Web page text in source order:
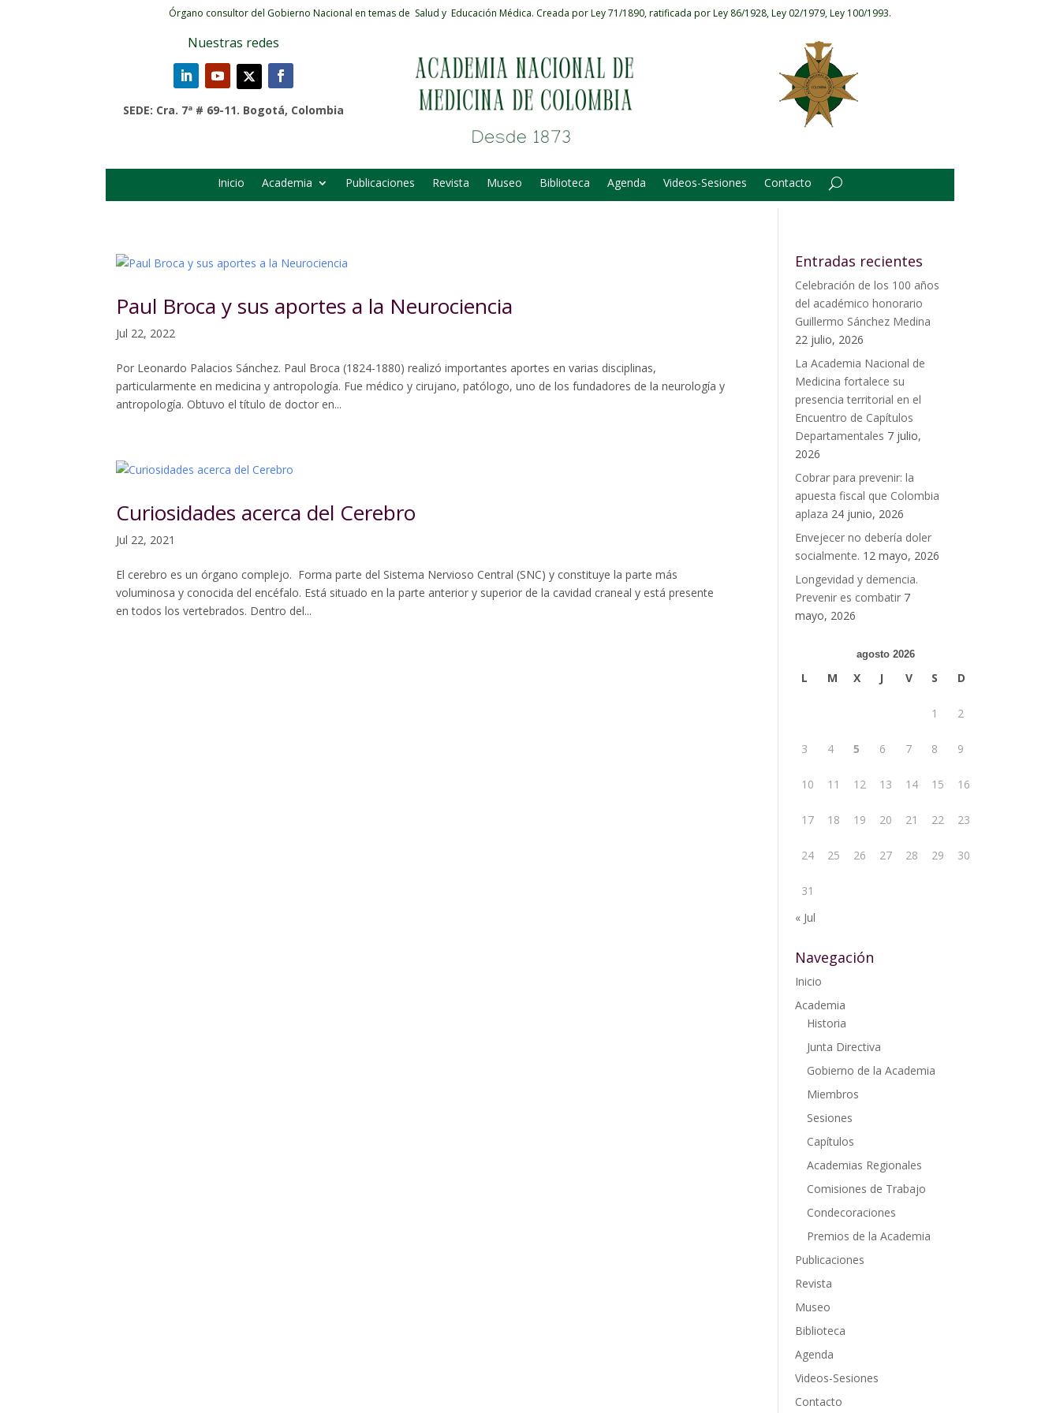
Órgano consultor del Gobierno Nacional en temas de Salud y Educación Médica. Creada por Ley 71/1890, ratificada por Ley 86/1928, Ley 02/1979, Ley 100/1993.
Nuestras redes
SEDE: Cra. 7ª # 69-11. Bogotá, Colombia
Inicio Academia Publicaciones Revista Museo Biblioteca Agenda Videos-Sesiones Contacto
Paul Broca y sus aportes a la Neurociencia
Jul 22, 2022
Por Leonardo Palacios Sánchez. Paul Broca (1824-1880) realizó importantes aportes en varias disciplinas,
particularmente en medicina y antropología. Fue médico y cirujano, patólogo, uno de los fundadores de la neurología y
antropología. Obtuvo el título de doctor en...
Curiosidades acerca del Cerebro
Jul 22, 2021
El cerebro es un órgano complejo. Forma parte del Sistema Nervioso Central (SNC) y constituye la parte más
voluminosa y conocida del encéfalo. Está situado en la parte anterior y superior de la cavidad craneal y está presente
en todos los vertebrados. Dentro del...
Entradas recientes
Celebración de los 100 años
del académico honorario
Guillermo Sánchez Medina
22 julio, 2026
La Academia Nacional de
Medicina fortalece su
presencia territorial en el
Encuentro de Capítulos
Departamentales 7 julio,
2026
Cobrar para prevenir: la
apuesta fiscal que Colombia
aplaza 24 junio, 2026
Envejecer no debería doler
socialmente. 12 mayo, 2026
Longevidad y demencia.
Prevenir es combatir 7
mayo, 2026
agosto 2026
L M X J V S D
1 2
3 4 5 6 7 8 9
10 11 12 13 14 15 16
17 18 19 20 21 22 23
24 25 26 27 28 29 30
31
« Jul
Navegación
Inicio
Academia
Historia
Junta Directiva
Gobierno de la Academia
Miembros
Sesiones
Capítulos
Academias Regionales
Comisiones de Trabajo
Condecoraciones
Premios de la Academia
Publicaciones
Revista
Museo
Biblioteca
Agenda
Videos-Sesiones
Contacto